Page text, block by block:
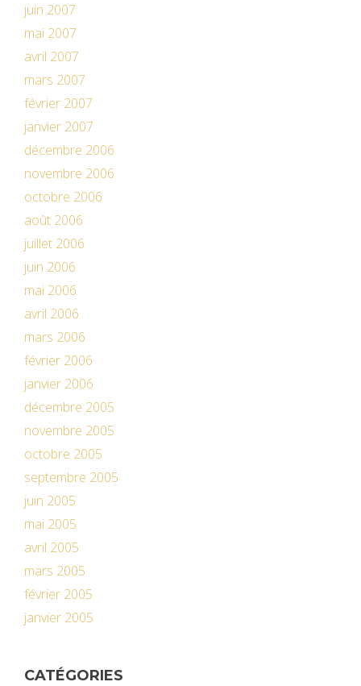
juin 2007
mai 2007
avril 2007
mars 2007
février 2007
janvier 2007
décembre 2006
novembre 2006
octobre 2006
août 2006
juillet 2006
juin 2006
mai 2006
avril 2006
mars 2006
février 2006
janvier 2006
décembre 2005
novembre 2005
octobre 2005
septembre 2005
juin 2005
mai 2005
avril 2005
mars 2005
février 2005
janvier 2005
CATÉGORIES